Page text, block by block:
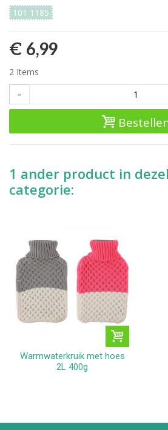
101 1185
€ 6,99
2 Items
-
1 ander product in
categorie:
Warmwaterkruik met hoes
2L 400g